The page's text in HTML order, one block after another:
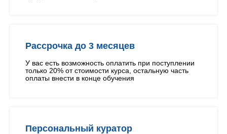
Рассрочка до 3 месяцев
У вас есть возможность оплатить при поступлении
только 20% от стоимости курса, остальную часть
оплаты внести в конце обучения
Персональный куратор